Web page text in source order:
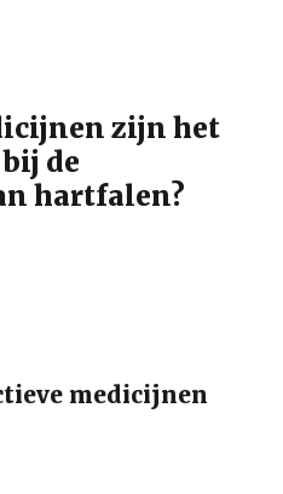
zijn het
de
hartfalen?
medicijnen